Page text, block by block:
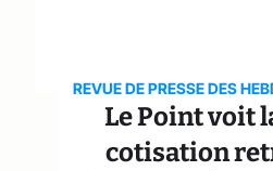
REVUE DE PRESSE DES
Le Point voit
cotisation